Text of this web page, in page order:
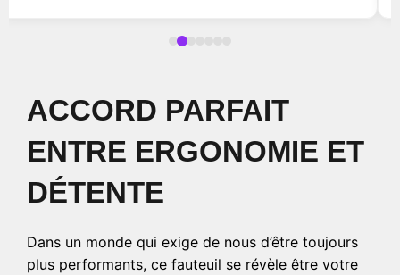
ACCORD PARFAIT
ENTRE ERGONOMIE ET
DÉTENTE
Dans un monde qui exige de nous d’être toujours
plus performants, ce fauteuil se révèle être votre